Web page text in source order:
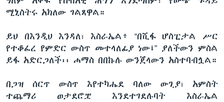
ሚኒስትሩ አክለው ገልጸዋል።
ይህ በእንዲህ እንዳለ፣ እስራኤል፥ “በሺፋ ሆስፒታል ሥር
የተቆፈረ የምድር ውስጥ መተላለፊያ ነው፤” ያለችውን ምስል
ይፋ አድርጋለች፡፡ ሐማስ በበኩሉ ውንጀላውን አስተባብሏል።
በጋዝ ሰርጥ ውስጥ እየተካሔደ ባለው ውጊያ፣ አምስት
ተጨማሪ ወታደሮቿ እንደተገደሉባት እስራኤል